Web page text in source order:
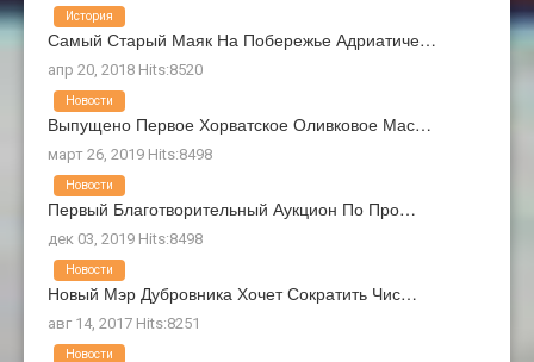
Самый Старый Маяк На Побережье Адриатиче…
апр 20, 2018 Hits:8520
История
Выпущено Первое Хорватское Оливковое Мас…
март 26, 2019 Hits:8498
Новости
Первый Благотворительный Аукцион По Про…
дек 03, 2019 Hits:8498
Новости
Новый Мэр Дубровника Хочет Сократить Чис…
авг 14, 2017 Hits:8251
Новости
Новости